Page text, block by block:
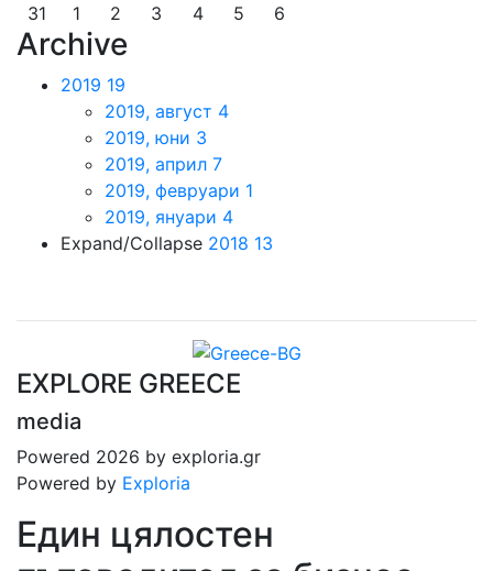
31
1 2 3 4 5 6
Archive
2019 19
2019, август 4
2019, юни 3
2019, април 7
2019, февруари 1
2019, януари 4
Expand/Collapse 2018 13
EXPLORE GREECE
media
Powered 2026 by exploria.gr
Powered by Exploria
Един цялостен